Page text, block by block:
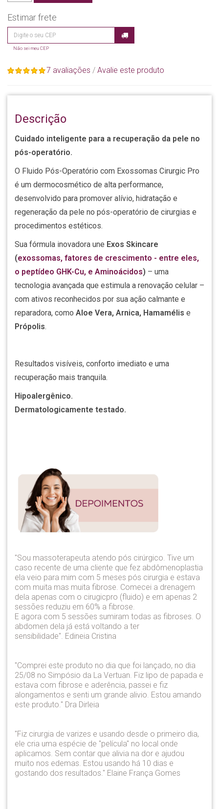
Estimar frete
Não sei meu CEP
7 avaliações / Avalie este produto
Descrição
Cuidado inteligente para a recuperação da pele no
pós-operatório.
O Fluido Pós-Operatório com Exossomas Cirurgic Pro
é um dermocosmético de alta performance,
desenvolvido para promover alívio, hidratação e
regeneração da pele no pós-operatório de cirurgias e
procedimentos estéticos.
Sua fórmula inovadora une Exos Skincare
(exossomas, fatores de crescimento - entre eles,
o peptídeo GHK-Cu, e Aminoácidos) – uma
tecnologia avançada que estimula a renovação celular –
com ativos reconhecidos por sua ação calmante e
reparadora, como Aloe Vera, Arnica, Hamamélis e
Própolis.
Resultados visíveis, conforto imediato e uma
recuperação mais tranquila.
Hipoalergênico.
Dermatologicamente testado.
"Sou massoterapeuta atendo pós cirúrgico. Tive um
caso recente de uma cliente que fez abdômenoplastia
ela veio para mim com 5 meses pós cirurgia e estava
com muita mas muita fibrose. Comecei a drenagem
dela apenas com o cirugicpro (fluido) e em apenas 2
sessões reduziu em 60% a fibrose.
E agora com 5 sessões sumiram todas as fibroses. O
abdomen dela já está voltando a ter
sensibilidade". Edineia Cristina
"Comprei este produto no dia que foi lançado, no dia
25/08 no Simpósio da La Vertuan. Fiz lipo de papada e
estava com fibrose e aderência, passei e fiz
alongamentos e senti um grande alivio. Estou amando
este produto." Dra Dirleia
"Fiz cirurgia de varizes e usando desde o primeiro dia,
ele cria uma espécie de "película" no local onde
aplicamos. Sem contar que alivia na dor e ajudou
muito nos edemas. Estou usando há 10 dias e
gostando dos resultados." Elaine França Gomes